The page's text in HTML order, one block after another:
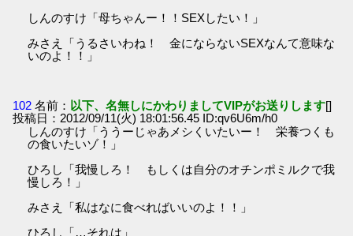
しんのすけ「母ちゃんー！！SEXしたい！」
みさえ「うるさいわね！ 金にならないSEXなんて意味な
いのよ！！」
102 名前： 以下、名無しにかわりましてVIPがお送りします[]
投稿日：2012/09/11(火) 18:01:56.45 ID:qv6U6m/h0
しんのすけ「ううーじゃあメシくいたいー！ 栄養つくも
の食いたいゾ！」
ひろし「我慢しろ！ もしくは自分のオチンポミルクで我
慢しろ！」
みさえ「私はなに食べればいいのよ！！」
ひろし「…それは」